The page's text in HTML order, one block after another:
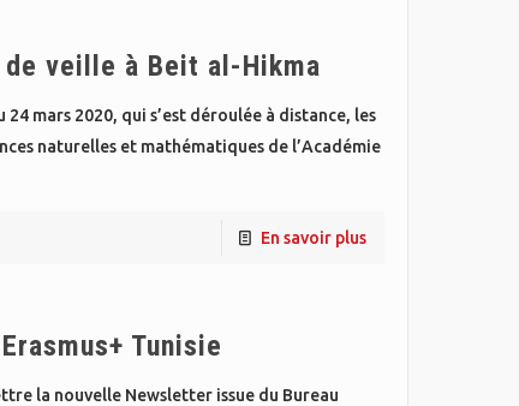
veille à Beit al-Hikma
mars 2020, qui s’est déroulée à distance, les
naturelles et mathématiques de l’Académie
En savoir plus
Tunisie
la nouvelle Newsletter issue du Bureau